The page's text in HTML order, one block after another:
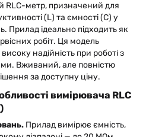
метр, призначений для
(L) та ємності (C) у
Прилад ідеально підходить як
робіт. Ця модель
надійність при роботі з
Вживаний, але повністю
за доступну ціну.
вимірювача RLC
Прилад вимірює ємність,